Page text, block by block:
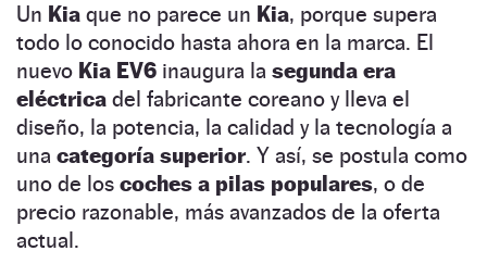
Un Kia que no parece un Kia, porque supera
todo lo conocido hasta ahora en la marca. El
nuevo Kia EV6 inaugura la segunda era
eléctrica del fabricante coreano y lleva el
diseño, la potencia, la calidad y la tecnología a
una categoría superior. Y así, se postula como
uno de los coches a pilas populares, o de
precio razonable, más avanzados de la oferta
actual.